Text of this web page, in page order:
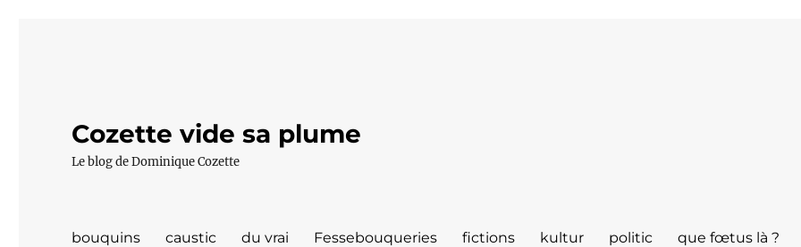
Cozette vide sa plume
Le blog de Dominique Cozette
bouquins caustic du vrai Fessebouqueries fictions kultur politic que fœtus là ?